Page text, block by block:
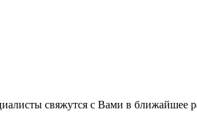
свяжутся с Вами в ближайшее